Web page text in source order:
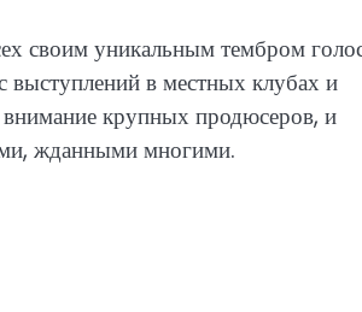
своим уникальным тембром
выступлений в местных клубах и
крупных продюсеров, и
жданными многими.